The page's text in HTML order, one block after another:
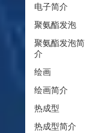
电子简介
聚氨酯发泡
聚氨酯发泡简
介
绘画
绘画简介
热成型
热成型简介